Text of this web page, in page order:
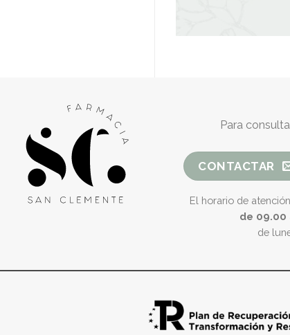
Para
CONTACTAR
El horario de
de 09.00
de